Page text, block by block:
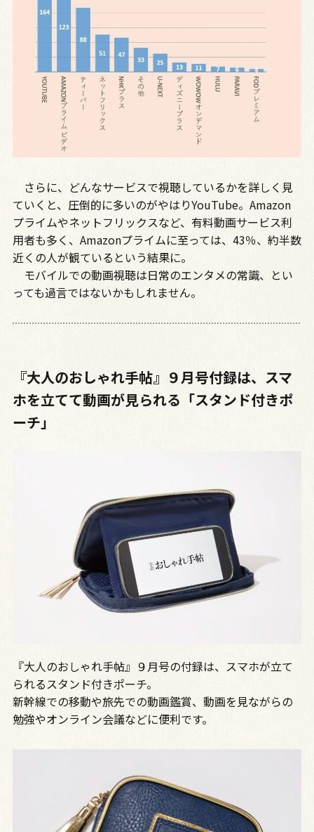
さらに、どんなサービスで視聴しているかを詳しく見
ていくと、圧倒的に多いのがやはりYouTube。Amazon
プライムやネットフリックスなど、有料動画サービス利
用者も多く、Amazonプライムに至っては、43％、約半数
近くの人が観ているという結果に。
モバイルでの動画視聴は日常のエンタメの常識、とい
っても過言ではないかもしれません。
『大人のおしゃれ手帖』９月号付録は、スマ
ホを立てて動画が見られる「スタンド付きポ
ーチ」
『大人のおしゃれ手帖』９月号の付録は、スマホが立て
られるスタンド付きポーチ。
新幹線での移動や旅先での動画鑑賞、動画を見ながらの
勉強やオンライン会議などに便利です。